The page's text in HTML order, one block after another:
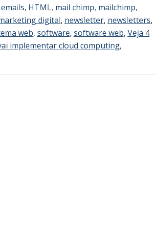
, HTML, mail chimp, mailchimp,
digital, newsletter, newsletters,
web, software, software web, Veja 4
implementar cloud computing,